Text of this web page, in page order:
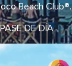
Beach Club®.
DE DÍA